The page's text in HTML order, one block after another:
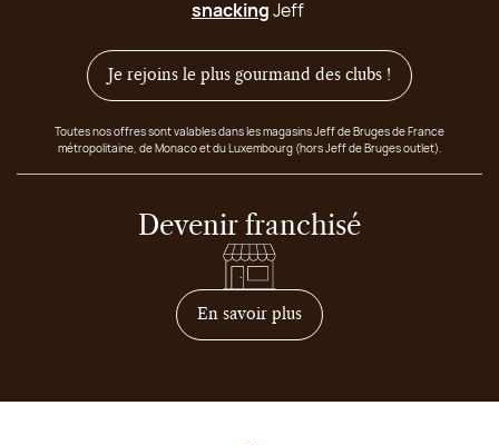
snackingJeff
Je rejoins le plus gourmand des clubs !
Toutes nos offres sont valables dans les magasins Jeff de Bruges de France
métropolitaine, de Monaco et du Luxembourg (hors Jeff de Bruges outlet).
Devenir franchisé
En savoir plussur comment devenir